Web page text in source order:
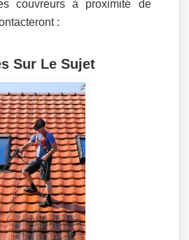
couvreurs à proximité de
:
Sur Le Sujet